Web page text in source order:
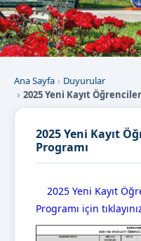
Ana Sayfa
Duyurular
2025 Yeni Kayıt
2025 Yeni Kayıt
Programı
2025 Yeni Kayıt
Programı için